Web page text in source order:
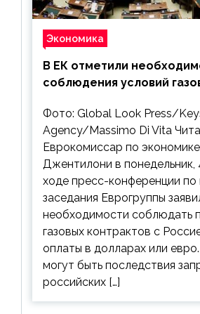
Экономика
В ЕК отметили
соблюдения условий
Фото: Global Look Press/
Agency/Massimo Di Vita
Еврокомиссар по
Джентилони в понедельник,
ходе пресс-конференции по
заседания Еврогруппы
необходимости соблюдать
газовых контрактов с
оплаты в долларах или
могут быть последствия
российских […]